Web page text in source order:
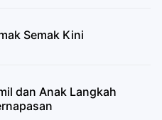
Semak Kini
dan Anak Langkah